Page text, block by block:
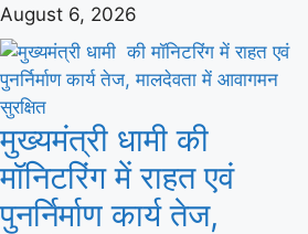
August 6, 2026
मुख्यमंत्री धामी की
मॉनिटरिंग में राहत एवं
पुनर्निर्माण कार्य तेज,